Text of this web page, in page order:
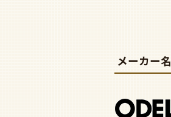
メーカー名